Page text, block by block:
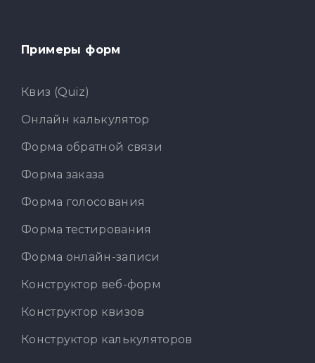
Примеры форм
Квиз (Quiz)
Онлайн калькулятор
Форма обратной связи
Форма заказа
Форма голосования
Форма тестирования
Форма онлайн-записи
Конструктор веб-форм
Конструктор квизов
Конструктор калькуляторов